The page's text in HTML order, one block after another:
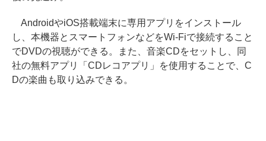
AndroidやiOS搭載端末に専用アプリをインストール
し、本機器とスマートフォンなどをWi-Fiで接続すること
でDVDの視聴ができる。また、音楽CDをセットし、同
社の無料アプリ「CDレコアプリ」を使用することで、C
Dの楽曲も取り込みできる。